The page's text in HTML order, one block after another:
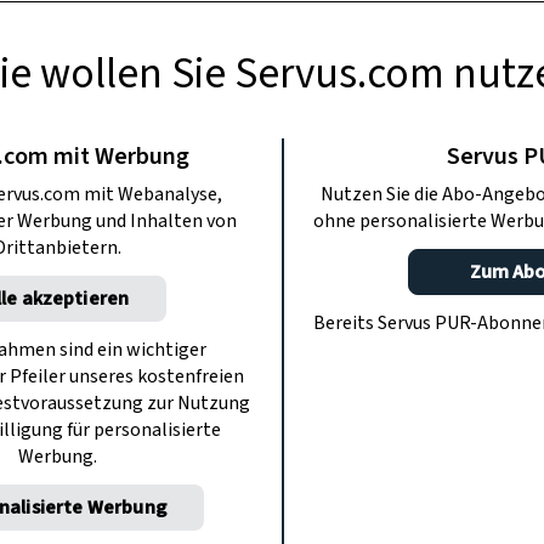
– ab in den
ServusTV
Naturerlebnisse, Abenteuer und
zeigt, wie vielseitig Urlaub in
sein kann.
wollen Sie Servus.com
mit Werbung
mit Webanalyse,
Werbung und Inhalten von
akzeptieren
sind ein wichtiger
unseres kostenfreien
zur Nutzung
für personalisierte
Werbung.
Werbung
Servus
Nutzen Sie die Abo-
ohne personalisierte
Zum
Bereits Servus PUR-